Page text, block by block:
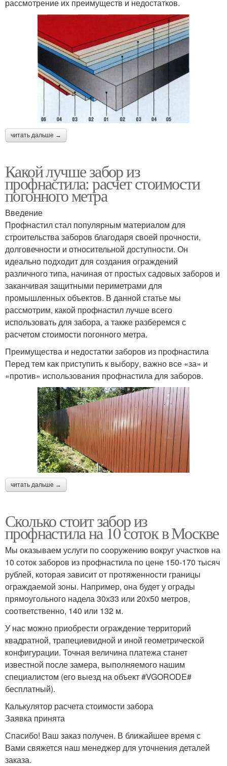
рассмотрение их преимуществ и недостатков.
читать дальше →
Какой лучше забор из
профнастила: расчет стоимости
погонного метра
Введение
Профнастил стал популярным материалом для
строительства заборов благодаря своей прочности,
долговечности и относительной доступности. Он
идеально подходит для создания ограждений
различного типа, начиная от простых садовых заборов и
заканчивая защитными периметрами для
промышленных объектов. В данной статье мы
рассмотрим, какой профнастил лучше всего
использовать для забора, а также разберемся с
расчетом стоимости погонного метра.
Преимущества и недостатки заборов из профнастила
Перед тем как приступить к выбору, важно все «за» и
«против» использования профнастила для заборов.
читать дальше →
Сколько стоит забор из
профнастила на 10 соток в Москве
Мы оказываем услуги по сооружению вокруг участков на
10 соток заборов из профнастила по цене 150-170 тысяч
рублей, которая зависит от протяженности границы
ограждаемой зоны. Например, она будет у ограды
прямоугольного надела 30х33 или 20х50 метров,
соответственно, 140 или 132 м.
У нас можно приобрести ограждение территорий
квадратной, трапециевидной и иной геометрической
конфигурации. Точная величина платежа станет
известной после замера, выполняемого нашим
специалистом (его выезд на объект #VGORODE#
бесплатный).
Калькулятор расчета стоимости забора
Заявка принята
Спасибо! Ваш заказ получен. В ближайшее время с
Вами свяжется наш менеджер для уточнения деталей
заказа.